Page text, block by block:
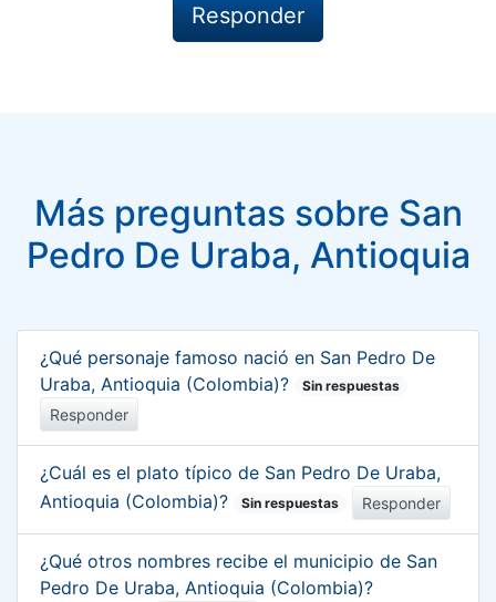
Más preguntas sobre San
Pedro De Uraba, Antioquia
¿Qué personaje famoso nació en San Pedro De
Uraba, Antioquia (Colombia)?
Sin respuestas
Responder
¿Cuál es el plato típico de San Pedro De Uraba,
Antioquia (Colombia)?
Sin respuestas Responder
¿Qué otros nombres recibe el municipio de San
Pedro De Uraba, Antioquia (Colombia)?